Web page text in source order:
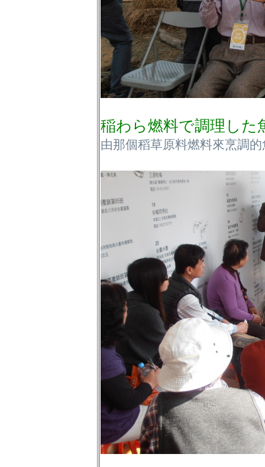
稲わら燃料で調理した
由那個稻草原料燃料來烹調